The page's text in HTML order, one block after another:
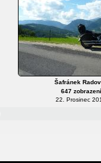
Šafránek
647 zobrazení
22. Prosinec